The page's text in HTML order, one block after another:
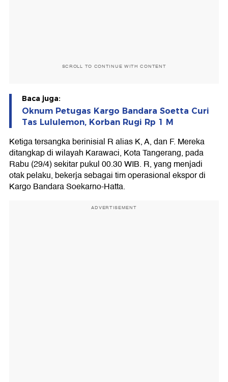
SCROLL TO CONTINUE WITH CONTENT
Baca juga:
Oknum Petugas Kargo Bandara Soetta Curi
Tas Lululemon, Korban Rugi Rp 1 M
Ketiga tersangka berinisial R alias K, A, dan F. Mereka
ditangkap di wilayah Karawaci, Kota Tangerang, pada
Rabu (29/4) sekitar pukul 00.30 WIB. R, yang menjadi
otak pelaku, bekerja sebagai tim operasional ekspor di
Kargo Bandara Soekarno-Hatta.
ADVERTISEMENT